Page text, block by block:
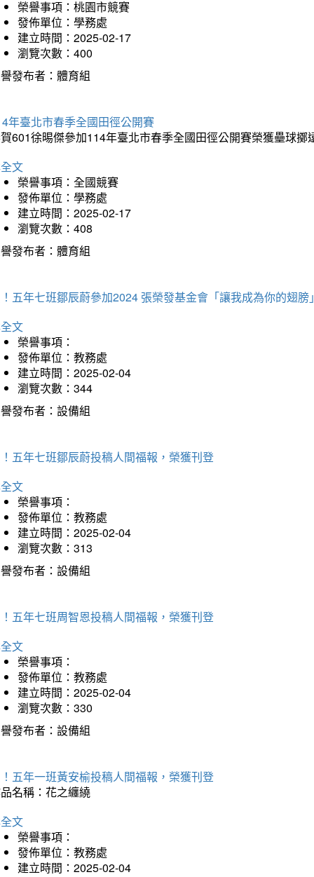
榮譽事項：桃園市競賽
發佈單位：學務處
建立時間：2025-02-17
瀏覽次數：400
發布者：體育組
年臺北市春季全國田徑公開賽
601徐晹傑參加114年臺北市春季全國田徑公開賽榮獲壘球擲
文
榮譽事項：全國競賽
發佈單位：學務處
建立時間：2025-02-17
瀏覽次數：408
發布者：體育組
五年七班鄒辰蔚參加2024 張榮發基金會「讓我成為你的翅
文
榮譽事項：
發佈單位：教務處
建立時間：2025-02-04
瀏覽次數：344
發布者：設備組
五年七班鄒辰蔚投稿人間福報，榮獲刊登
文
榮譽事項：
發佈單位：教務處
建立時間：2025-02-04
瀏覽次數：313
發布者：設備組
五年七班周智恩投稿人間福報，榮獲刊登
文
榮譽事項：
發佈單位：教務處
建立時間：2025-02-04
瀏覽次數：330
發布者：設備組
五年一班黃安榆投稿人間福報，榮獲刊登
名稱：花之纏繞
文
榮譽事項：
發佈單位：教務處
建立時間：2025-02-04